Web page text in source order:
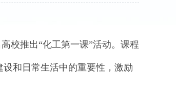
校推出“化工第一课”活动。课程
和日常生活中的重要性，激励